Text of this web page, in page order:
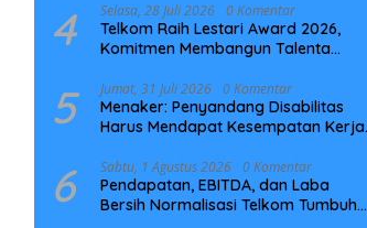
4 Selasa, 28 Juli 2026 0 Komentar
Telkom Raih Lestari Award 2026,
Komitmen Membangun Talenta
5 Jumat, 31 Juli 2026 0 Komentar
Menaker: Penyandang Disabilitas
Harus Mendapat Kesempatan Kerja
6 Sabtu, 1 Agustus 2026 0 Komentar
Pendapatan, EBITDA, dan Laba
Bersih Normalisasi Telkom Tumbuh